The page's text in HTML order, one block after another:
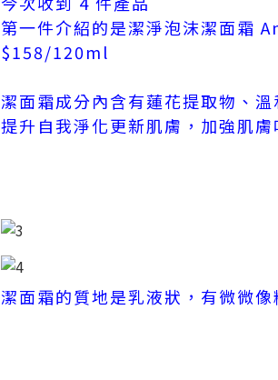
第一件介紹的是潔淨泡沫潔面
$158/120ml
潔面霜成分內含有蓮花提取物、
提升自我淨化更新肌膚，加強肌膚
潔面霜的質地是乳液狀，有微微像